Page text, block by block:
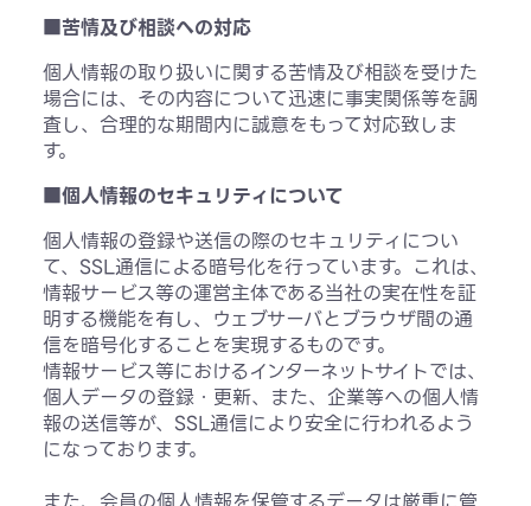
■苦情及び相談への対応
個人情報の取り扱いに関する苦情及び相談を受けた
場合には、その内容について迅速に事実関係等を調
査し、合理的な期間内に誠意をもって対応致しま
す。
■個人情報のセキュリティについて
個人情報の登録や送信の際のセキュリティについ
て、SSL通信による暗号化を行っています。これは、
情報サービス等の運営主体である当社の実在性を証
明する機能を有し、ウェブサーバとブラウザ間の通
信を暗号化することを実現するものです。
情報サービス等におけるインターネットサイトでは、
個人データの登録・更新、また、企業等への個人情
報の送信等が、SSL通信により安全に行われるよう
になっております。